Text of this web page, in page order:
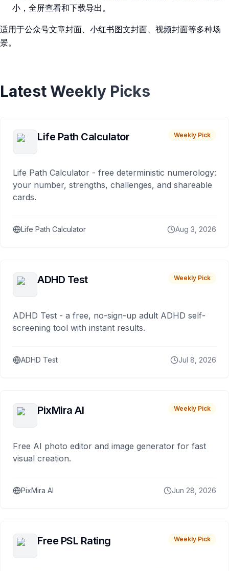
小，全屏查看和下载导出。
适用于公众号文章封面、小红书图文封面、视频封面等多种场
景。
Latest Weekly Picks
Life Path Calculator Weekly Pick
Life Path Calculator - free deterministic numerology:
your number, strengths, challenges, and shareable
cards.
Life Path Calculator Aug 3, 2026
ADHD Test Weekly Pick
ADHD Test - a free, no-sign-up adult ADHD self-
screening tool with instant results.
ADHD Test Jul 8, 2026
PixMira AI Weekly Pick
Free AI photo editor and image generator for fast
visual creation.
PixMira AI Jun 28, 2026
Free PSL Rating Weekly Pick